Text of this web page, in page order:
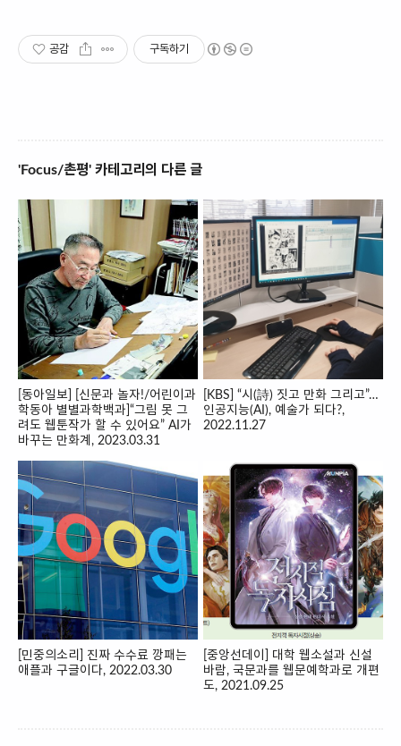
공감 구독하기
'Focus/촌평' 카테고리의 다른 글
[동아일보] [신문과 놀자!/어린이과
학동아 별별과학백과]“그림 못 그
려도 웹툰작가 할 수 있어요” AI가
바꾸는 만화계, 2023.03.31
[KBS] “시(詩) 짓고 만화 그리고”…
인공지능(AI), 예술가 되다?,
2022.11.27
[민중의소리] 진짜 수수료 깡패는
애플과 구글이다, 2022.03.30
[중앙선데이] 대학 웹소설과 신설
바람, 국문과를 웹문예학과로 개편
도, 2021.09.25